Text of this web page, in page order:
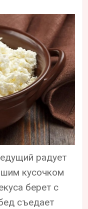
радует
кусочком
берет с
съедает